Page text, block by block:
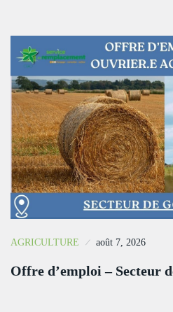
AGRICULTURE août 7, 2026
Offre d’emploi – Secteur